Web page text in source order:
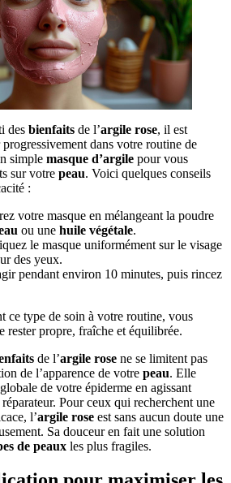
des bienfaits de l’argile rose, il est
dans votre routine de
simple masque d’argile pour vous
sur votre peau. Voici quelques conseils
:
votre masque en mélangeant la poudre
ou une huile végétale.
le masque uniformément sur le visage
des yeux.
pendant environ 10 minutes, puis rincez
ce type de soin à votre routine, vous
rester propre, fraîche et équilibrée.
de l’argile rose ne se limitent pas
de l’apparence de votre peau. Elle
de votre épiderme en agissant
Pour ceux qui recherchent une
l’argile rose est sans aucun doute une
Sa douceur en fait une solution
de peaux les plus fragiles.